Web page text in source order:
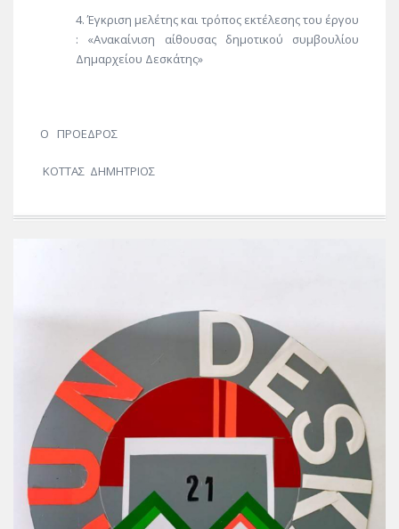
Έγκριση μελέτης και τρόπος εκτέλεσης του έργου
: «Ανακαίνιση αίθουσας δημοτικού συμβουλίου
Δημαρχείου Δεσκάτης»
Ο ΠΡΟΕΔΡΟΣ
ΚΟΤΤΑΣ ΔΗΜΗΤΡΙΟΣ